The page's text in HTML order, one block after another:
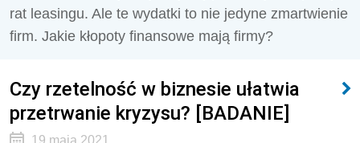
rat leasingu. Ale te wydatki to nie jedyne zmartwienie
firm. Jakie kłopoty finansowe mają firmy?
Czy rzetelność w biznesie ułatwia
przetrwanie kryzysu? [BADANIE]
19 maja 2021